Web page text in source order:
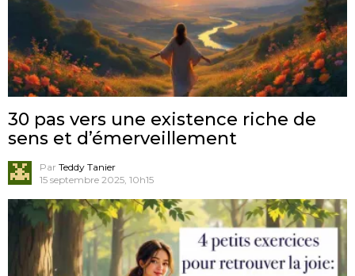
30 pas vers une existence riche de
sens et d’émerveillement
Par Teddy Tanier
15 septembre 2025, 10h15